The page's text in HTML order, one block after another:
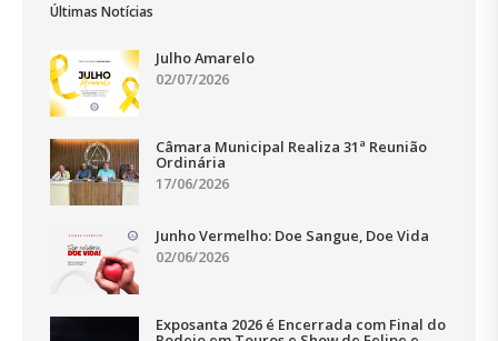
Últimas Notícias
Julho Amarelo
02/07/2026
Câmara Municipal Realiza 31ª Reunião
Ordinária
17/06/2026
Junho Vermelho: Doe Sangue, Doe Vida
02/06/2026
Exposanta 2026 é Encerrada com Final do